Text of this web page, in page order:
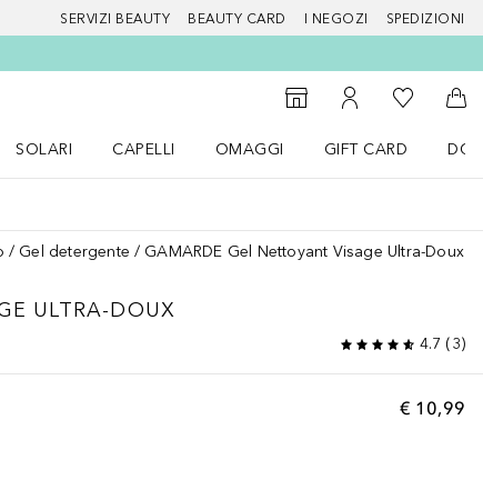
SERVIZI BEAUTY BEAUTY CARD I NEGOZI SPEDIZIONI
StorefinderAl Mio Account
Alla Mia
Al
SOLARI
CAPELLI
OMAGGI
GIFT CARD
Gel detergente GAMARDE Gel Nettoyant Visage Ultra-Doux
ULTRA-DOUX
4.7 (3)
€ 10,99